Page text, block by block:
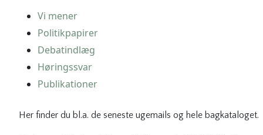
Vi mener
Politikpapirer
Debatindlæg
Høringssvar
Publikationer
Her finder du bl.a. de seneste ugemails og hele bagkataloget.